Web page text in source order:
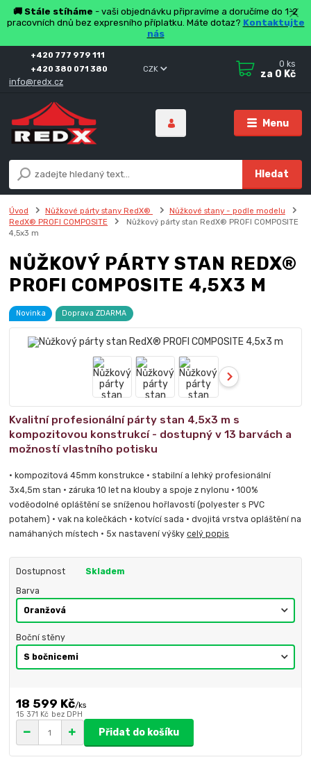
🚚 Stále stíháme - vaši objednávku připravíme a doručíme do 1-2
pracovních dnů bez expresního příplatku. Máte dotaz? Kontaktujte
nás
Menu
CZK
Hledat
+420 777 979 111
+420 380 071 380
info@redx.cz
0 ks
za 0 Kč
Úvod Nůžkové párty stany RedX®
Nůžkové stany - podle modelu
RedX® PROFI COMPOSITE
Nůžkový párty stan RedX® PROFI COMPOSITE
4,5x3 m
NŮŽKOVÝ PÁRTY STAN REDX®
PROFI COMPOSITE 4,5X3 M
Novinka Doprava ZDARMA
Kvalitní profesionální párty stan 4,5x3 m s
kompozitovou konstrukcí - dostupný v 13 barvách a
možností vlastního potisku
• kompozitová 45mm konstrukce • stabilní a lehký profesionální
3x4,5m stan • záruka 10 let na klouby a spoje z nylonu • 100%
voděodolné opláštění se sníženou hořlavostí (polyester s PVC
potahem) • vak na kolečkách • kotvící sada • dvojitá vrstva opláštění na
namáhaných místech • 5x nastavení výškycelý popis
Dostupnost Skladem
Barva
Boční stěny
18 599 Kč/ks
15 371 Kč bez DPH
Přidat do košíku